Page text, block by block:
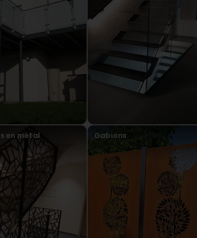
metallic design Sàrl
2 Month(s) ago
Vielen Dank für die netten Worte! Über 10 Jahre
uns kaum machen. 😊 Schön, dass Sie mit unserer
zufrieden sind. Vielen Dank für Ihr Vertrauen und die
M
ago
metallic design Sàrl
Vielen Dank für Ihre 5-Sterne-Berwertung - wir freuen
en métal Gabions